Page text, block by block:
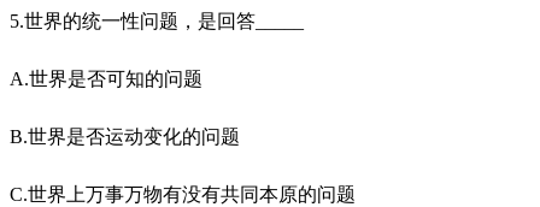
5.世界的统一性问题，是回答_____
A.世界是否可知的问题
B.世界是否运动变化的问题
C.世界上万事万物有没有共同本原的问题